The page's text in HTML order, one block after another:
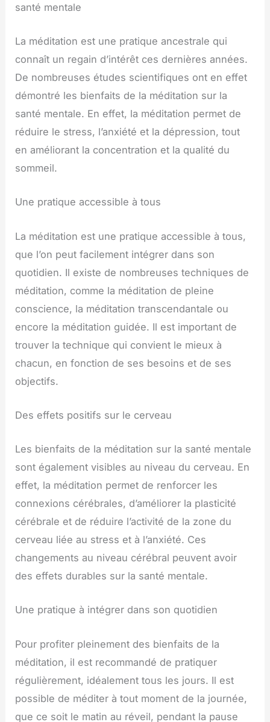
santé mentale
La méditation est une pratique ancestrale qui
connaît un regain d’intérêt ces dernières années.
De nombreuses études scientifiques ont en effet
démontré les bienfaits de la méditation sur la
santé mentale. En effet, la méditation permet de
réduire le stress, l’anxiété et la dépression, tout
en améliorant la concentration et la qualité du
sommeil.
Une pratique accessible à tous
La méditation est une pratique accessible à tous,
que l’on peut facilement intégrer dans son
quotidien. Il existe de nombreuses techniques de
méditation, comme la méditation de pleine
conscience, la méditation transcendantale ou
encore la méditation guidée. Il est important de
trouver la technique qui convient le mieux à
chacun, en fonction de ses besoins et de ses
objectifs.
Des effets positifs sur le cerveau
Les bienfaits de la méditation sur la santé mentale
sont également visibles au niveau du cerveau. En
effet, la méditation permet de renforcer les
connexions cérébrales, d’améliorer la plasticité
cérébrale et de réduire l’activité de la zone du
cerveau liée au stress et à l’anxiété. Ces
changements au niveau cérébral peuvent avoir
des effets durables sur la santé mentale.
Une pratique à intégrer dans son quotidien
Pour profiter pleinement des bienfaits de la
méditation, il est recommandé de pratiquer
régulièrement, idéalement tous les jours. Il est
possible de méditer à tout moment de la journée,
que ce soit le matin au réveil, pendant la pause